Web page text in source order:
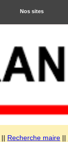
Nos sites
|| Recherche maire ||